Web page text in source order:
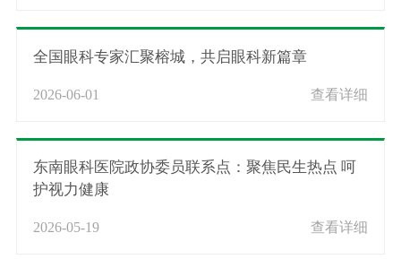
全国眼科专家汇聚榕城，共启眼科新篇章
2026-06-01 查看详细
东南眼科医院政协委员联系点：聚焦民生热点 呵
护视力健康
2026-05-19 查看详细